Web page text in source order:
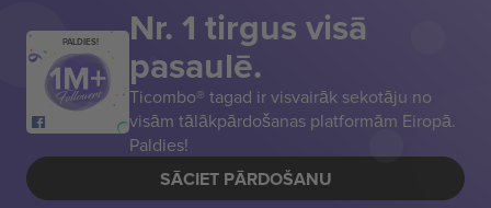
PALDIES! Nr. 1 tirgus visā
pasaulē.
Ticombo® tagad ir visvairāk sekotāju no
visām tālākpārdošanas platformām Eiropā.
Paldies!
SĀCIET PĀRDOŠANU